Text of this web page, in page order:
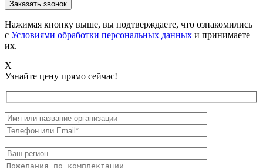
Нажимая кнопку выше, вы подтверждаете, что ознакомились
с Условиями обработки персональных данных и принимаете
их.
X
Узнайте цену прямо сейчас!